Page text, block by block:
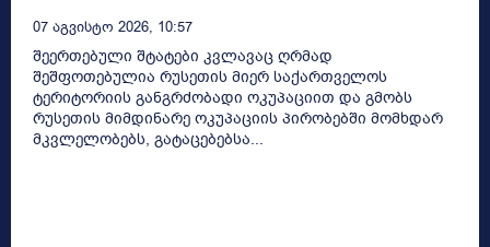
07 Აგვისტო 2026, 10:57
შეერთებული შტატები კვლავაც ღრმად
შეშფოთებულია რუსეთის მიერ საქართველოს
ტერიტორიის განგრძობადი ოკუპაციით და გმობს
რუსეთის მიმდინარე ოკუპაციის პირობებში მომხდარ
მკვლელობებს, გატაცებებსა...